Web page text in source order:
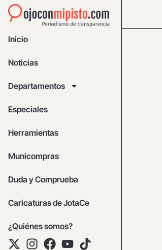
Inicio
Noticias
Departamentos
Especiales
Herramientas
Municompras
Duda y Comprueba
Caricaturas de JotaCe
¿Quiénes somos?